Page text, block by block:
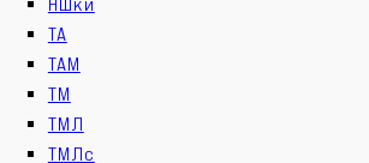
ТА
ТАМ
ТМ
ТМЛ
ТМЛс